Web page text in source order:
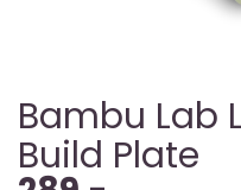
Bambu Lab
Build Plate